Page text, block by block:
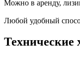
Можно в аренду,
Любой удобный
Технические